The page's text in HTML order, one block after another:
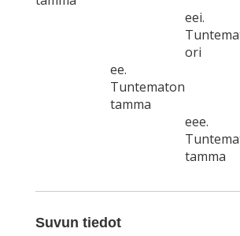
ee.
Tuntematon
tamma
eei.
ori
eee.
tamma
Suvun tiedot